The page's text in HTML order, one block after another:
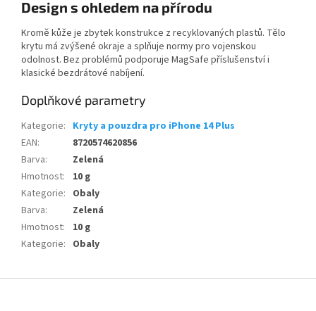
Design s ohledem na přírodu
Kromě kůže je zbytek konstrukce z recyklovaných plastů. Tělo
krytu má zvýšené okraje a splňuje normy pro vojenskou
odolnost. Bez problémů podporuje MagSafe příslušenství i
klasické bezdrátové nabíjení.
Doplňkové parametry
Kategorie: Kryty a pouzdra pro iPhone 14 Plus
EAN:
8720574620856
Barva:
Zelená
Hmotnost:
10 g
Kategorie: Obaly
Barva:
Zelená
Hmotnost:
10 g
Kategorie: Obaly